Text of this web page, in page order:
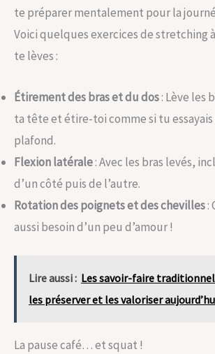
te préparer mentalement pour la
Voici quelques exercices de stretching
te lèves :
Étirement des bras et du dos: Lève les
ta tête et étire-toi comme si tu
plafond.
Flexion latérale: Avec les bras levés,
d’un côté puis de l’autre.
Rotation des poignets et des chevilles:
aussi besoin d’un peu d’amour !
Lire aussi : Les savoir-faire
les préserver et les valoriser
La pause café… et squat !